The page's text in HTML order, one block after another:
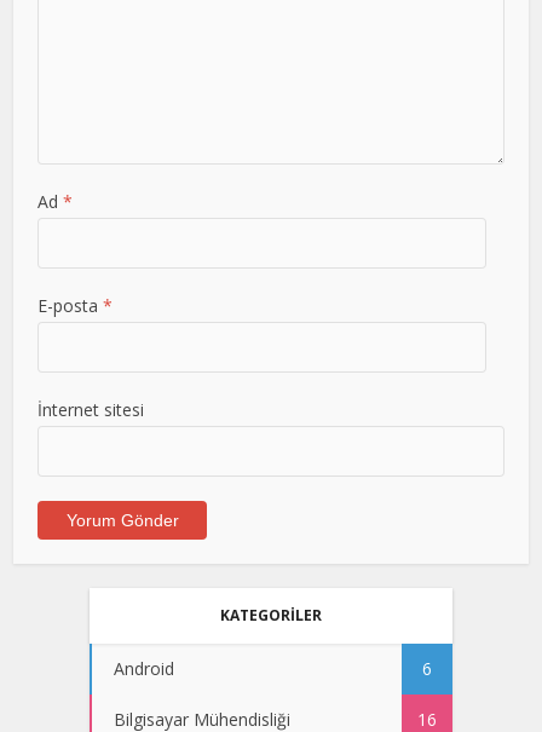
Ad*
E-posta*
İnternet sitesi
KATEGORİLER
Android 6
Bilgisayar Mühendisliği 16